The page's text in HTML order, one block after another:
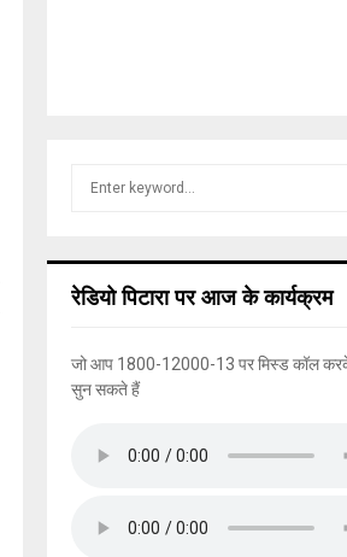
h
रेडियो पिटारा पर आज के कार्यक्रम
जो आप 1800-12000-13 पर मिस्ड कॉल
सुन सकते हैं